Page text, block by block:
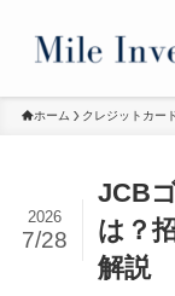
ホーム クレジットカー
JCB
は？
解説
2026
7/28